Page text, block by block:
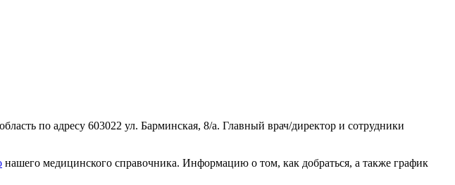
по адресу 603022 ул. Барминская, 8/а. Главный врач/директор и сотрудники
нашего медицинского справочника. Информацию о том, как добраться, а также график